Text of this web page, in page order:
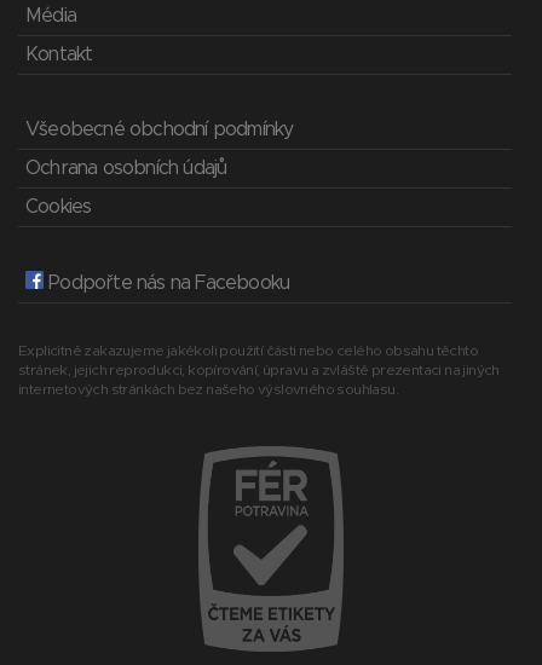
Média
Kontakt
Všeobecné obchodní podmínky
Ochrana osobních údajů
Cookies
Podpořte nás na Facebooku
Explicitně zakazujeme jakékoli použití části nebo celého obsahu těchto
stránek, jejich reprodukci, kopírování, úpravu a zvláště prezentaci na jiných
internetových stránkách bez našeho výslovného souhlasu.